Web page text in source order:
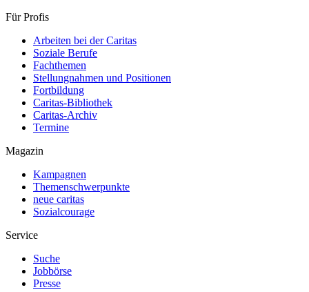
Für Profis
Arbeiten bei der Caritas
Soziale Berufe
Fachthemen
Stellungnahmen und Positionen
Fortbildung
Caritas-Bibliothek
Caritas-Archiv
Termine
Magazin
Kampagnen
Themenschwerpunkte
neue caritas
Sozialcourage
Service
Suche
Jobbörse
Presse